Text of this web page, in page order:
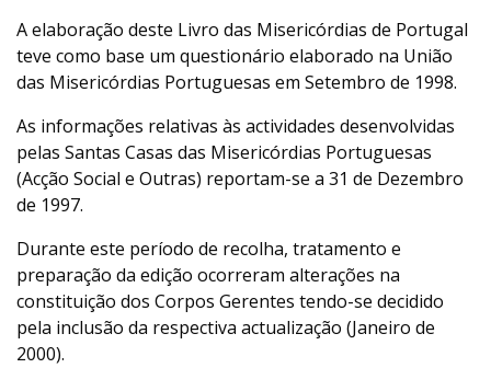
A elaboração deste Livro das Misericórdias de Portugal
teve como base um questionário elaborado na União
das Misericórdias Portuguesas em Setembro de 1998.
As informações relativas às actividades desenvolvidas
pelas Santas Casas das Misericórdias Portuguesas
(Acção Social e Outras) reportam-se a 31 de Dezembro
de 1997.
Durante este período de recolha, tratamento e
preparação da edição ocorreram alterações na
constituição dos Corpos Gerentes tendo-se decidido
pela inclusão da respectiva actualização (Janeiro de
2000).